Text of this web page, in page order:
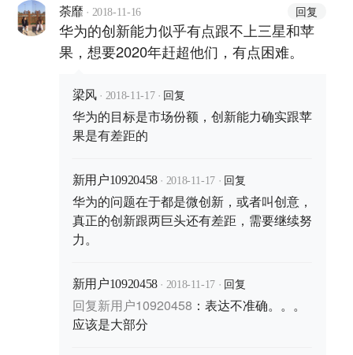
荼靡 · 2018-11-16 回复
华为的创新能力似乎有点跟不上三星和苹
果，想要2020年赶超他们，有点困难。
梁风 · 2018-11-17 · 回复
华为的目标是市场份额，创新能力确实跟苹
果是有差距的
新用户10920458 · 2018-11-17 · 回复
华为的问题在于都是微创新，或者叫创意，
真正的创新跟两巨头还有差距，需要继续努
力。
新用户10920458 · 2018-11-17 · 回复
回复新用户10920458 ： 表达不准确。。。
应该是大部分